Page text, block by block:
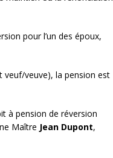
pour l’un des époux,
veuf/veuve), la pension est
à pension de réversion
Maître Jean Dupont,